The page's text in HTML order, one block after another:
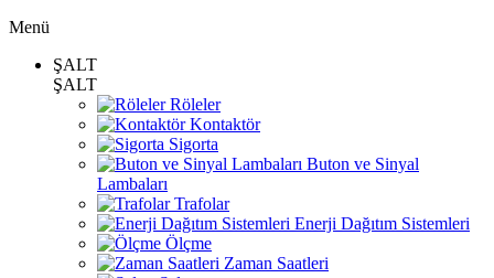
Menü
ŞALT
ŞALT
Röleler
Kontaktör
Sigorta
Buton ve Sinyal
Lambaları
Trafolar
Enerji Dağıtım Sistemleri
Ölçme
Zaman Saatleri